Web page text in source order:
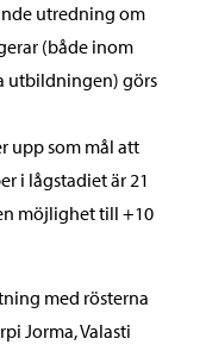
utredning om
(både inom
utbildningen) görs
upp som mål att
i lågstadiet är 21
möjlighet till +10
med rösterna
Jorma, Valasti